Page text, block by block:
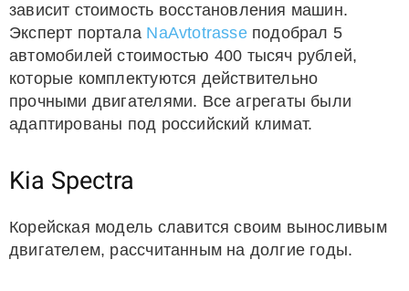
зависит стоимость восстановления машин.
Эксперт портала NaAvtotrasseподобрал 5
автомобилей стоимостью 400 тысяч рублей,
которые комплектуются действительно
прочными двигателями. Все агрегаты были
адаптированы под российский климат.
Kia Spectra
Корейская модель славится своим выносливым
двигателем, рассчитанным на долгие годы.